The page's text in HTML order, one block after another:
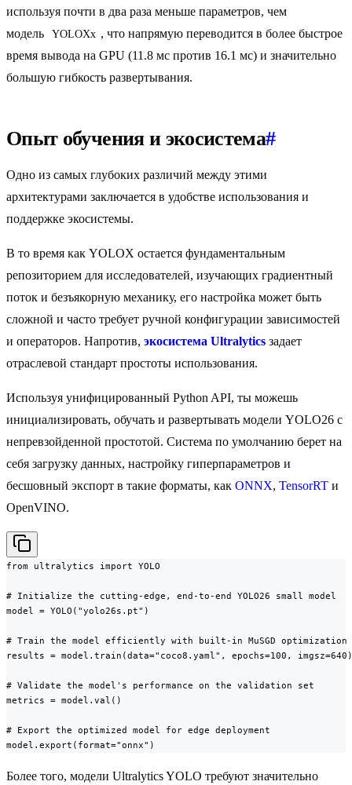
используя почти в два раза меньше параметров, чем
модель
YOLOXx , что напрямую переводится в более быстрое
время вывода на GPU (11.8 мс против 16.1 мс) и значительно
большую гибкость развертывания.
Опыт обучения и экосистема#
Одно из самых глубоких различий между этими
архитектурами заключается в удобстве использования и
поддержке экосистемы.
В то время как YOLOX остается фундаментальным
репозиторием для исследователей, изучающих градиентный
поток и безъякорную механику, его настройка может быть
сложной и часто требует ручной конфигурации зависимостей
и операторов. Напротив, экосистема Ultralytics задает
отраслевой стандарт простоты использования.
Используя унифицированный Python API, ты можешь
инициализировать, обучать и развертывать модели YOLO26 с
непревзойденной простотой. Система по умолчанию берет на
себя загрузку данных, настройку гиперпараметров и
бесшовный экспорт в такие форматы, как ONNX, TensorRT и
OpenVINO.
from ultralytics import YOLO
# Initialize the cutting-edge, end-to-end YOLO26 small model
model = YOLO("yolo26s.pt")
# Train the model efficiently with built-in MuSGD optimization
results = model.train(data="coco8.yaml", epochs=100, imgsz=640)
# Validate the model's performance on the validation set
metrics = model.val()
# Export the optimized model for edge deployment
model.export(format="onnx")
Более того, модели Ultralytics YOLO требуют значительно